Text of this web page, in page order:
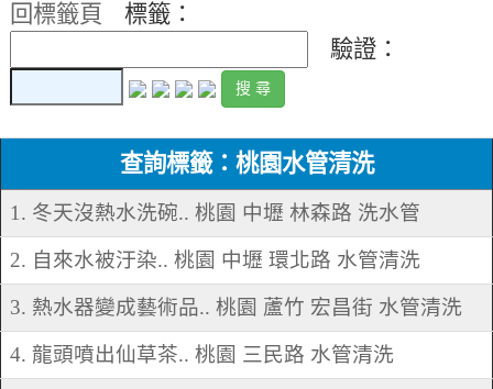
回標籤頁
標籤：
驗證：
查詢標籤：桃園水管清洗
1. 冬天沒熱水洗碗.. 桃園 中壢 林森路 洗水管
2. 自來水被汙染.. 桃園 中壢 環北路 水管清洗
3. 熱水器變成藝術品.. 桃園 蘆竹 宏昌街 水管清洗
4. 龍頭噴出仙草茶.. 桃園 三民路 水管清洗